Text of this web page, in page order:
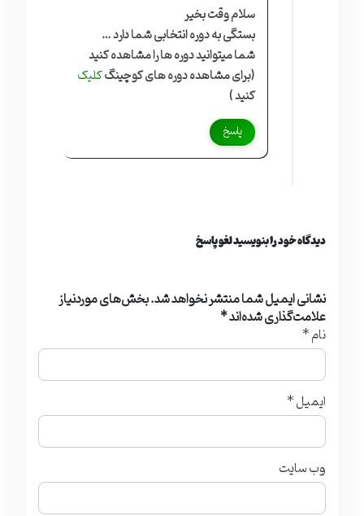
سلام وقت بخیر
بستگی به دوره انتخابی شما دارد …
شما میتوانید دوره ها را مشاهده کنید
(برای مشاهده دوره های کوچینگکلیک
کنید )
پاسخ
دیدگاه خود را بنویسید لغو پاسخ
نشانی ایمیل شما منتشر نخواهد شد.بخش‌های موردنیاز
علامت‌گذاری شده‌اند*
نام*
ایمیل*
وب‌ سایت